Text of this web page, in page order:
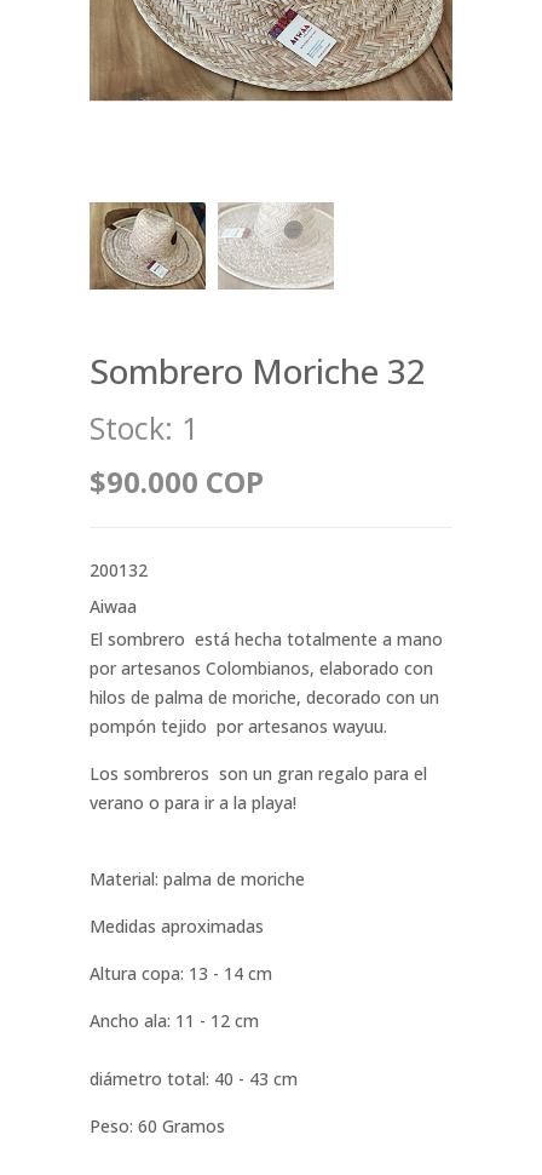
Sombrero Moriche 32
Stock: 1
$90.000 COP
200132
Aiwaa
El sombrero está hecha totalmente a mano
por artesanos Colombianos, elaborado con
hilos de palma de moriche, decorado con un
pompón tejido por artesanos wayuu.
Los sombreros son un gran regalo para el
verano o para ir a la playa!
Material: palma de moriche
Medidas aproximadas
Altura copa: 13 - 14 cm
Ancho ala: 11 - 12 cm
diámetro total: 40 - 43 cm
Peso: 60 Gramos